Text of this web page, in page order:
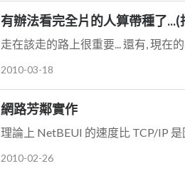
有辦法看完全片的人算帶種了...(
走在該走的路上很重要... 還有, 現在
2010-03-18
網路芳鄰實作
理論上 NetBEUI 的速度比 TCP/IP 是
2010-02-26